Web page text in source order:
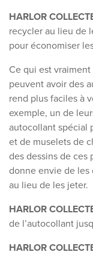
HARLOR
recycler au lieu de
pour économiser
Ce qui est
peuvent avoir des
rend plus faciles à
exemple, un de
autocollant spécial
et de muselets de
des dessins de ces
donne envie de les
au lieu de les jeter.
HARLOR
de l’autocollant
HARLOR